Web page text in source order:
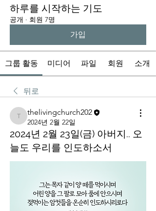
하루를 시작하는 기도
공개 · 회원 7명
가입
그룹 활동 미디어 파일 회원 소개
뒤로
thelivingchurch202
thelivingchurch202
2024년 2월 22일
2024년 2월 23일(금) 아버지.. 오
늘도 우리를 인도하소서